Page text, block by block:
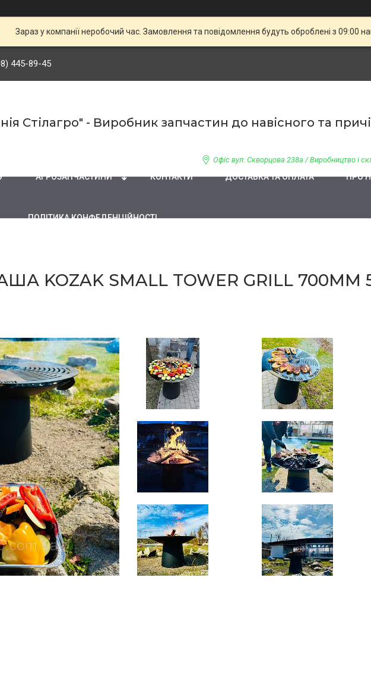
Зараз у компанії неробочий час. Замовлення та повідомлення будуть оброблені з 09:00
445-89-45
Стілагро" - Виробник запчастин до навісного та
Офіс вул. Скворцова 238а / Виробництво і
АГРОЗАПЧАСТИНИ КОНТАКТИ ДОСТАВКА ТА ОПЛАТА ПРО
ПОЛІТИКА КОНФЕДЕНЦІЙНОСТІ
KOZAK SMALL TOWER GRILL